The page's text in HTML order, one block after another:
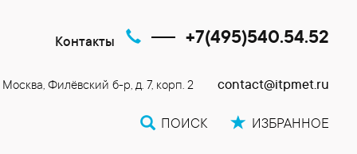
Контакты +7(495)540.54.52
Москва, Филёвский б-р, д. 7, корп. 2 contact@itpmet.ru
ПОИСК ИЗБРАННОЕ